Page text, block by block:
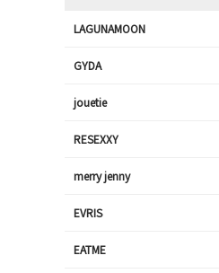
LAGUNAMOON
GYDA
jouetie
RESEXXY
merry jenny
EVRIS
EATME